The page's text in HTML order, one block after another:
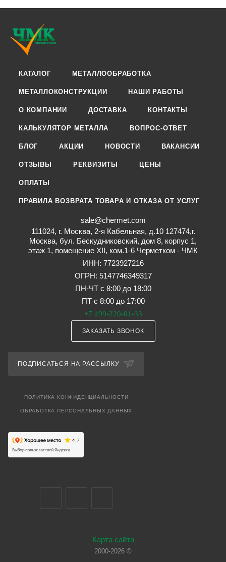
КАТАЛОГ МЕТАЛЛООБРАБОТКА
МЕТАЛЛОКОНСТРУКЦИИ НАШИ РАБОТЫ
О КОМПАНИИ ДОСТАВКА КОНТАКТЫ
КАЛЬКУЛЯТОР МЕТАЛЛА ВОПРОС-ОТВЕТ
БЛОГ АКЦИИ НОВОСТИ ВАКАНСИИ
ОТЗЫВЫ РЕКВИЗИТЫ ЦЕНЫ
ОПЛАТЫ
ПРАВИЛА ВОЗВРАТА ТОВАРА И ОТКАЗА ОТ УСЛУГ
sale@chermet.com
111024, г. Москва, 2-я Кабельная, д.10 127474,г.
Москва, бул. Бескудниковский, дом 8, корпус 1,
этаж 1, помещение XII, ком.1-6 Черметком - ЧМК
ИНН: 7723927216
ОГРН: 5147746349317
ПН-ЧТ с 8:00 до 18:00
ПТ с 8:00 до 17:00
+7 499-220-01-33
ЗАКАЗАТЬ ЗВОНОК
ПОДПИСАТЬСЯ НА РАССЫЛКУ
ПОЛИТИКА КОНФИДЕНЦИАЛЬНОСТИ
ОБРАБОТКА ПЕРСОНАЛЬНЫХ ДАННЫХ
Карта сайта
2000-2026 ©